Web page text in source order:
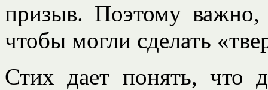
призыв. Поэтому
чтобы могли сделать
Стих дает понять, что